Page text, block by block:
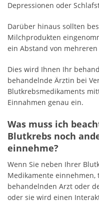
Depressionen oder
Darüber hinaus sollten
Milchprodukten
ein Abstand von
Dies wird Ihnen Ihr
behandelnde Ärztin bei
Blutkrebsmedikaments
Einnahmen genau ein.
Was muss ich
Blutkrebs noch
einnehme?
Wenn Sie neben Ihrer
Medikamente
behandelnden Arzt oder
oder sie wird einen